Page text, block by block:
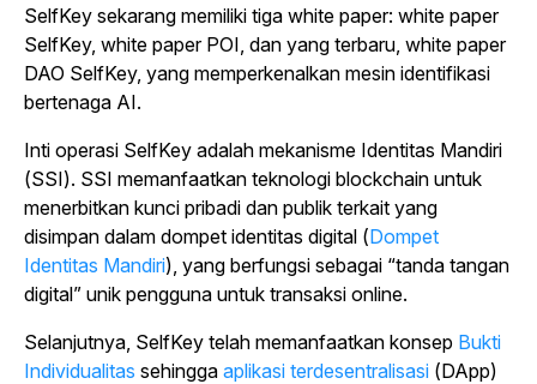
SelfKey sekarang memiliki tiga white paper: white paper
SelfKey, white paper POI, dan yang terbaru, white paper
DAO SelfKey, yang memperkenalkan mesin identifikasi
bertenaga AI.
Inti operasi SelfKey adalah mekanisme Identitas Mandiri
(SSI). SSI memanfaatkan teknologi blockchain untuk
menerbitkan kunci pribadi dan publik terkait yang
disimpan dalam dompet identitas digital (Dompet
Identitas Mandiri), yang berfungsi sebagai “tanda tangan
digital” unik pengguna untuk transaksi online.
Selanjutnya, SelfKey telah memanfaatkan konsep Bukti
Individualitas sehingga aplikasi terdesentralisasi (DApp)